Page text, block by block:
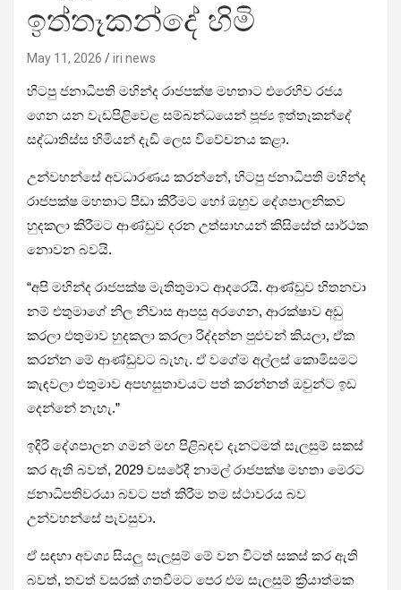
ඉත්තෑකන්දේ හිමි
May 11, 2026 iri news
හිටපු ජනාධිපති මහින්ද රාජපක්ෂ මහතාට එරෙහිව රජය
ගෙන යන වැඩපිළිවෙළ සම්බන්ධයෙන් පූජ්‍ය ඉත්තෑකන්දේ
සද්ධාතිස්ස හිමියන් දැඩි ලෙස විවේචනය කළා.
උන්වහන්සේ අවධාරණය කරන්නේ, හිටපු ජනාධිපති මහින්ද
රාජපක්ෂ මහතාට පීඩා කිරීමට හෝ ඔහුව දේශපාලනිකව
හුදකලා කිරීමට ආණ්ඩුව දරන උත්සාහයන් කිසිසේත් සාර්ථක
නොවන බවයි.
“අපි මහින්ද රාජපක්ෂ මැතිතුමාට ආදරෙයි. ආණ්ඩුව හිතනවා
නම් එතුමාගේ නිල නිවාස ආපසු අරගෙන, ආරක්ෂාව අඩු
කරලා එතුමාව හුදකලා කරලා රිද්දන්න පුළුවන් කියලා, ඒක
කරන්න මේ ආණ්ඩුවට බැහැ. ඒ වගේම අල්ලස් කොමිසමට
කැඳවලා එතුමාව අපහසුතාවයට පත් කරන්නත් ඔවුන්ට ඉඩ
දෙන්නේ නැහැ.”
ඉදිරි දේශපාලන ගමන් මඟ පිළිබඳව දැනටමත් සැලසුම් සකස්
කර ඇති බවත්, 2029 වසරේදී නාමල් රාජපක්ෂ මහතා මෙරට
ජනාධිපතිවරයා බවට පත් කිරීම තම ස්ථාවරය බව
උන්වහන්සේ පැවසුවා.
ඒ සඳහා අවශ්‍ය සියලු සැලසුම් මේ වන විටත් සකස් කර ඇති
බවත්, තවත් වසරක් ගතවීමට පෙර එම සැලසුම් ක්‍රියාත්මක